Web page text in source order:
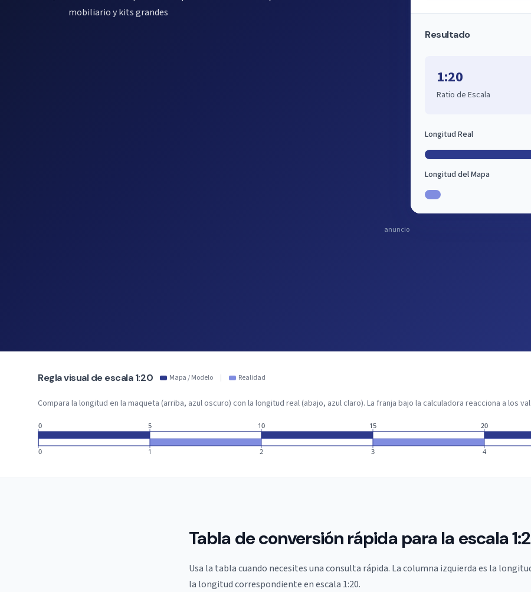
mobiliario y kits grandes
Resultado
1:20
Ratio de Escala
Longitud Real
Longitud del Mapa
anuncio
Regla visual de escala 1:20 Mapa / Modelo | Realidad
Compara la longitud en la maqueta (arriba, azul oscuro) con la longitud real (abajo, azul claro). La franja bajo la calculadora reacciona a los
0
0
5
1
10
2
15
3
20
4
Tabla de conversión rápida para la escala
Usa la tabla cuando necesites una consulta rápida. La columna izquierda es la
la longitud correspondiente en escala 1:20.